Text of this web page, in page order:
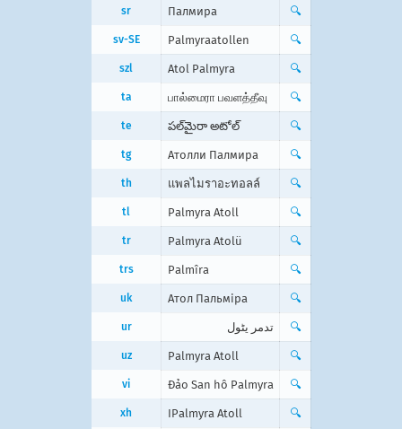
sr Палмира 🔍
sv-SE Palmyraatollen 🔍
szl Atol Palmyra 🔍
ta பால்மைரா பவளத்தீவு 🔍
te పల్‌మైరా అటోల్ 🔍
tg Атолли Палмира 🔍
th แพลไมราอะทอลล์ 🔍
tl Palmyra Atoll 🔍
tr Palmyra Atolü 🔍
trs Palmîra 🔍
uk Атол Пальміра 🔍
ur تدمر یٹول 🔍
uz Palmyra Atoll 🔍
vi Đảo San hô Palmyra 🔍
xh IPalmyra Atoll 🔍